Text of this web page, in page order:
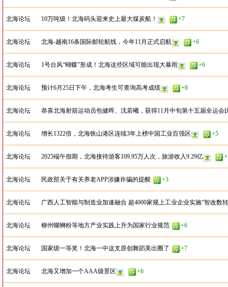
北海论坛 10万吨级！北海码头迎来史上最大煤炭船！ +7
北海论坛 北海-越南16条国际邮轮航线，今年11月正式启航 +6
北海论坛 1号台风“蝴蝶”形成！北海这些区域可能出现大暴雨 +6
北海论坛 预计6月25日下午，北海考生可查询高考成绩 +8
北海论坛 恭喜北海射箭运动员包健晖、沈若曦，获得11月中旬第十五届全运会
北海论坛 增长1322倍，北海铁山港区连续3年上榜中国工业百强区 +5
北海论坛 2025端午假期，北海接待游客109.95万人次，旅游收入9.29亿
北海论坛 民政部关于有关养老APP涉嫌诈骗的提醒 +3
北海论坛 广西人工智能与制造业加速融合 超4000家规上工业企业实施“智改数
北海论坛 柳州螺蛳粉等地方产业实践上升为国家行业规范 +6
北海论坛 国家级一等奖！北海一中这支原创舞蹈美出圈了 +7
北海论坛 北海又增加一个AAA级景区 +6